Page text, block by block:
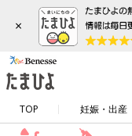
×
TOP 妊娠・出産